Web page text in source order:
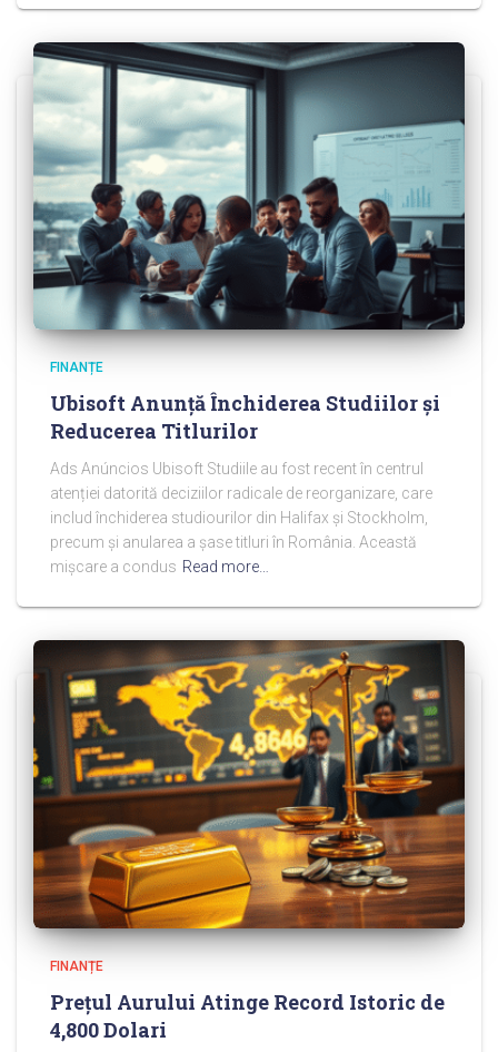
FINANȚE
Ubisoft Anunță Închiderea Studiilor și
Reducerea Titlurilor
Ads Anúncios Ubisoft Studiile au fost recent în centrul
atenției datorită deciziilor radicale de reorganizare, care
includ închiderea studiourilor din Halifax și Stockholm,
precum și anularea a șase titluri în România. Această
mișcare a condus Read more…
FINANȚE
Prețul Aurului Atinge Record Istoric de
4,800 Dolari